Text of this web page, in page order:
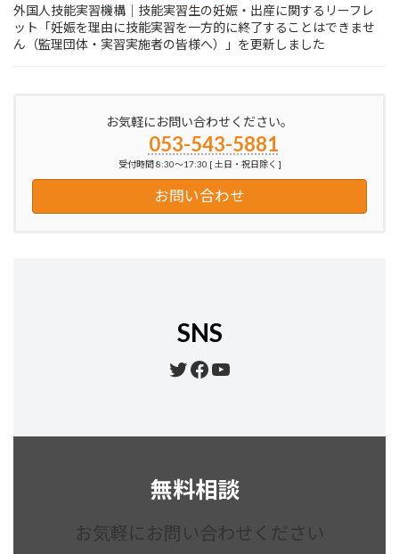
外国人技能実習機構｜技能実習生の妊娠・出産に関するリーフレ
ット「妊娠を理由に技能実習を一方的に終了することはできませ
ん（監理団体・実習実施者の皆様へ）」を更新しました
お気軽にお問い合わせください。
053-543-5881
受付時間 8:30～17:30 [ 土日・祝日除く ]
お問い合わせ
SNS
Twitter
Facebook
YouTube
無料相談
お気軽にお問い合わせください